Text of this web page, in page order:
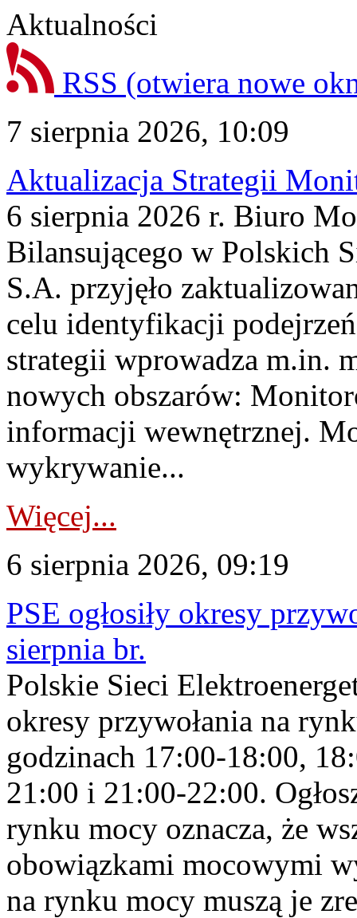
Aktualności
RSS (otwiera nowe
7 sierpnia 2026, 10:09
Aktualizacja Strategii
6 sierpnia 2026 r. Biuro
Bilansującego w Polskich
S.A. przyjęło
celu identyfikacji
strategii wprowadza m.in.
nowych obszarów:
informacji wewnętrznej.
wykrywanie...
Więcej...
6 sierpnia 2026, 09:19
PSE ogłosiły okresy
sierpnia br.
Polskie Sieci
okresy przywołania na
godzinach 17:00-18:00,
21:00 i 21:00-22:00.
rynku mocy oznacza, że
obowiązkami mocowymi
na rynku mocy muszą je